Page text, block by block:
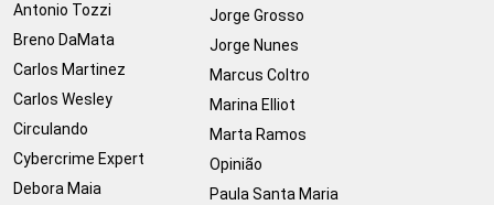
Antonio Tozzi
Breno DaMata
Carlos Martinez
Carlos Wesley
Circulando
Cybercrime Expert
Debora Maia
Jorge Grosso
Jorge Nunes
Marcus Coltro
Marina Elliot
Marta Ramos
Opinião
Paula Santa Maria